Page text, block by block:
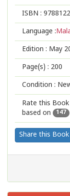
ISBN :
Language :
Edition : May
Page(s) : 200
Condition :
Rate this Book
based on
147
Share this Book